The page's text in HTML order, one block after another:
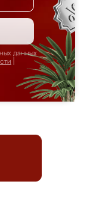
данных